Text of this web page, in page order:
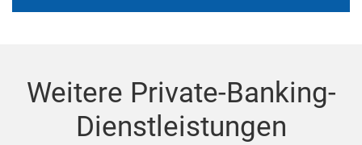
Weitere Private-Banking-
Dienstleistungen